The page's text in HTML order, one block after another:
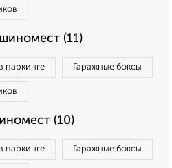
(11)
паркинге Гаражные боксы
(10)
паркинге Гаражные боксы